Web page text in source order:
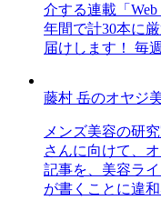
介する連載「
年間で計30本に
届けします！ 毎
藤村 岳のオヤジ
メンズ美容の研
さんに向けて、
記事を、美容ラ
が書くことに違